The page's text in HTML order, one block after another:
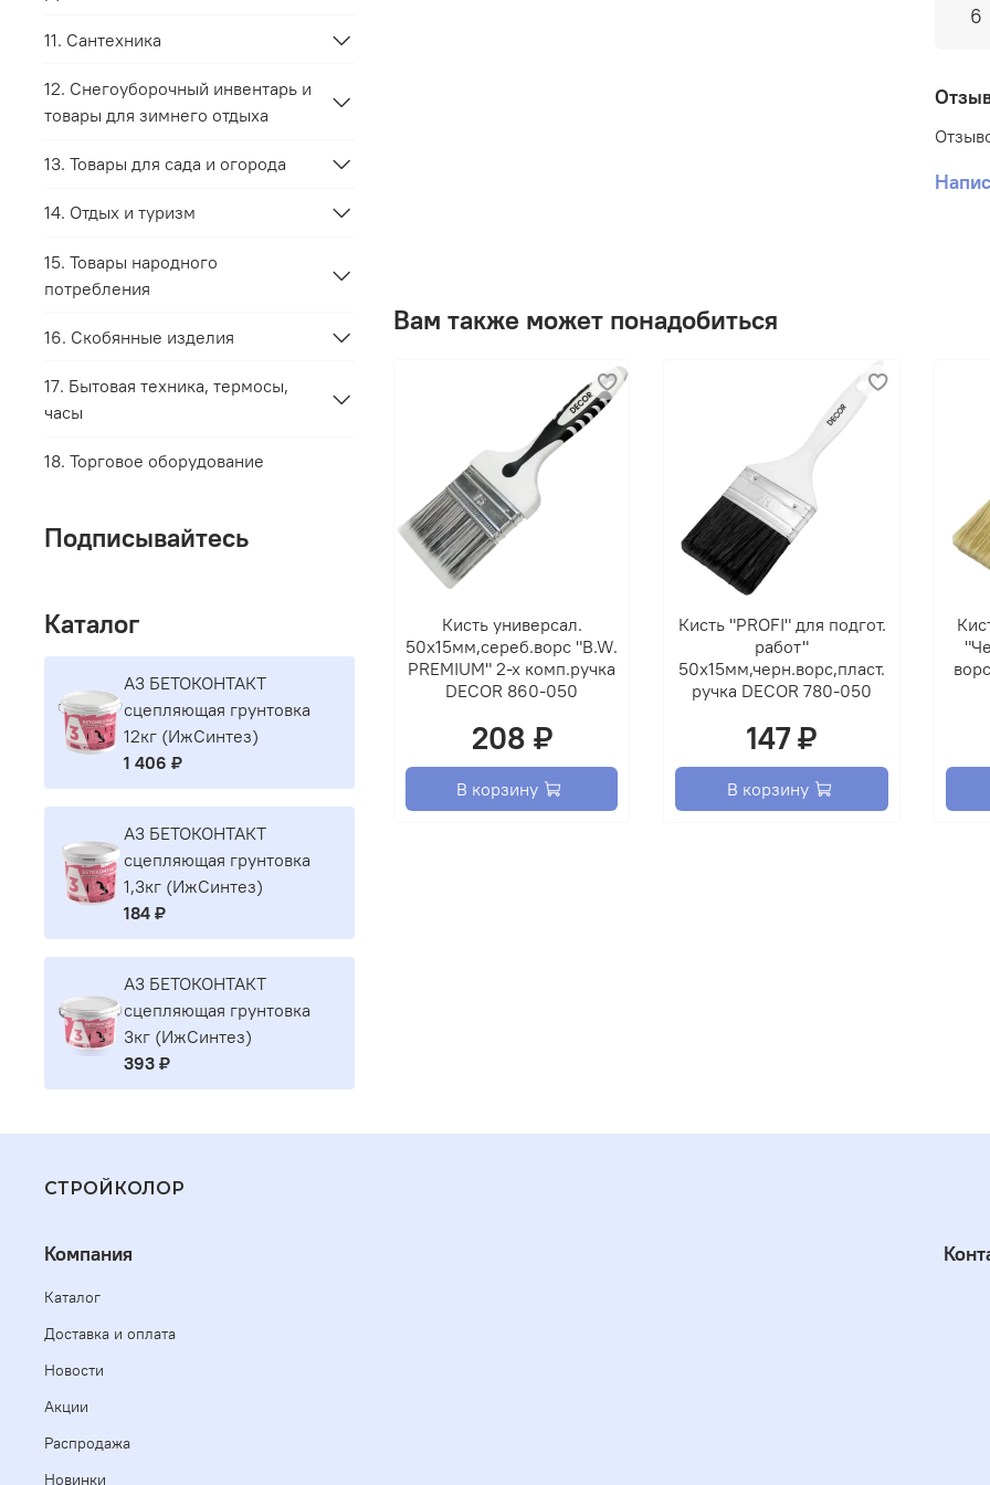
до
до
6
Вам также может понадобиться
Кисть универсал.
50х15мм,сереб.ворс "B.W.
PREMIUM" 2-х комп.ручка
DECOR 860-050
208 ₽
В корзину
Кисть "PROFI" для подгот.
работ"
50х15мм,черн.ворс,пласт.
ручка DECOR 780-050
147 ₽
В корзину
11. Сантехника
12. Снегоуборочный инвентарь и
товары для зимнего отдыха
13. Товары для сада и огорода
14. Отдых и туризм
15. Товары народного
потребления
16. Скобянные изделия
17. Бытовая техника, термосы,
часы
18. Торговое оборудование
Подписывайтесь
Каталог
A3 БЕТОКОНТАКТ
сцепляющая грунтовка
12кг (ИжСинтез)
1 406 ₽
A3 БЕТОКОНТАКТ
сцепляющая грунтовка
1,3кг (ИжСинтез)
184 ₽
A3 БЕТОКОНТАКТ
сцепляющая грунтовка
3кг (ИжСинтез)
393 ₽
СТРОЙКОЛОР
Компания
Каталог
Доставка и оплата
Новости
Акции
Распродажа
Новинки